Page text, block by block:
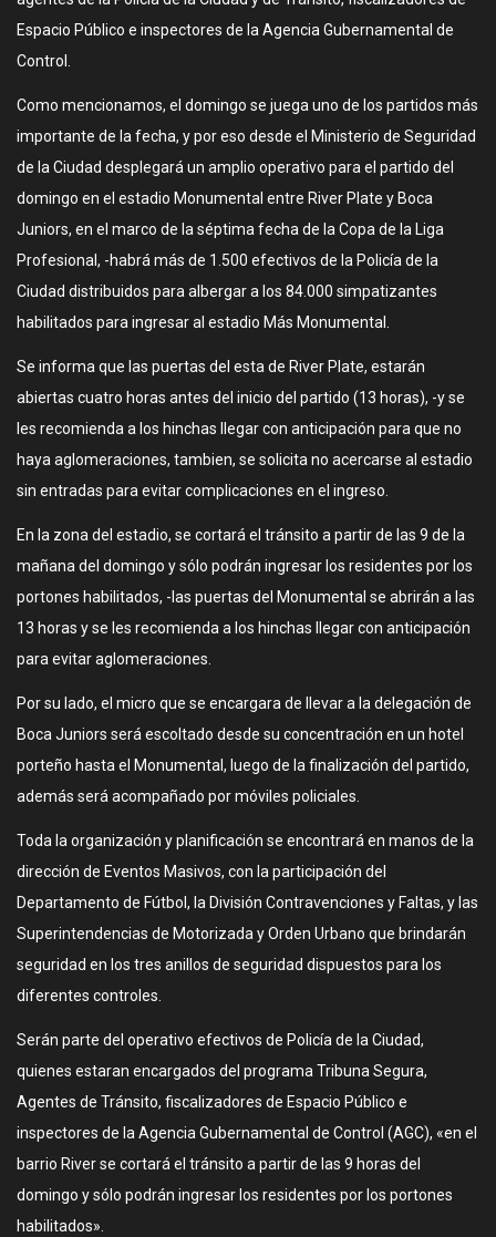
Espacio Público e inspectores de la Agencia Gubernamental de
Control.
Como mencionamos, el domingo se juega uno de los partidos más
importante de la fecha, y por eso desde el Ministerio de Seguridad
de la Ciudad desplegará un amplio operativo para el partido del
domingo en el estadio Monumental entre River Plate y Boca
Juniors, en el marco de la séptima fecha de la Copa de la Liga
Profesional, -habrá más de 1.500 efectivos de la Policía de la
Ciudad distribuidos para albergar a los 84.000 simpatizantes
habilitados para ingresar al estadio Más Monumental.
Se informa que las puertas del esta de River Plate, estarán
abiertas cuatro horas antes del inicio del partido (13 horas), -y se
les recomienda a los hinchas llegar con anticipación para que no
haya aglomeraciones, tambien, se solicita no acercarse al estadio
sin entradas para evitar complicaciones en el ingreso.
En la zona del estadio, se cortará el tránsito a partir de las 9 de la
mañana del domingo y sólo podrán ingresar los residentes por los
portones habilitados, -las puertas del Monumental se abrirán a las
13 horas y se les recomienda a los hinchas llegar con anticipación
para evitar aglomeraciones.
Por su lado, el micro que se encargara de llevar a la delegación de
Boca Juniors será escoltado desde su concentración en un hotel
porteño hasta el Monumental, luego de la finalización del partido,
además será acompañado por móviles policiales.
Toda la organización y planificación se encontrará en manos de la
dirección de Eventos Masivos, con la participación del
Departamento de Fútbol, la División Contravenciones y Faltas, y las
Superintendencias de Motorizada y Orden Urbano que brindarán
seguridad en los tres anillos de seguridad dispuestos para los
diferentes controles.
Serán parte del operativo efectivos de Policía de la Ciudad,
quienes estaran encargados del programa Tribuna Segura,
Agentes de Tránsito, fiscalizadores de Espacio Público e
inspectores de la Agencia Gubernamental de Control (AGC), «en el
barrio River se cortará el tránsito a partir de las 9 horas del
domingo y sólo podrán ingresar los residentes por los portones
habilitados».